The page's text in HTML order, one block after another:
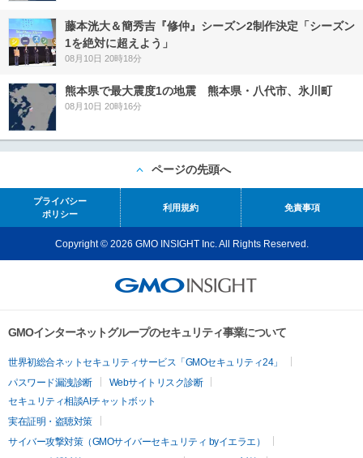
藤本洸大＆簡秀吉『修仲』シーズン2制作決定「シーズン
1を絶対に超えよう」
08月10日 20時18分
熊本県で最大震度1の地震 熊本県・八代市、氷川町
08月10日 20時16分
ページの先頭へ
プライバシー
ポリシー
利用規約 免責事項
Copyright © 2026 GMO INSIGHT Inc. All Rights Reserved.
GMOインターネットグループのセキュリティ事業について
世界初総合ネットセキュリティサービス「GMOセキュリティ24」
パスワード漏洩診断
Webサイトリスク診断
セキュリティ相談AIチャットボット
実在証明・盗聴対策
サイバー攻撃対策（GMOサイバーセキュリティ byイエラエ）